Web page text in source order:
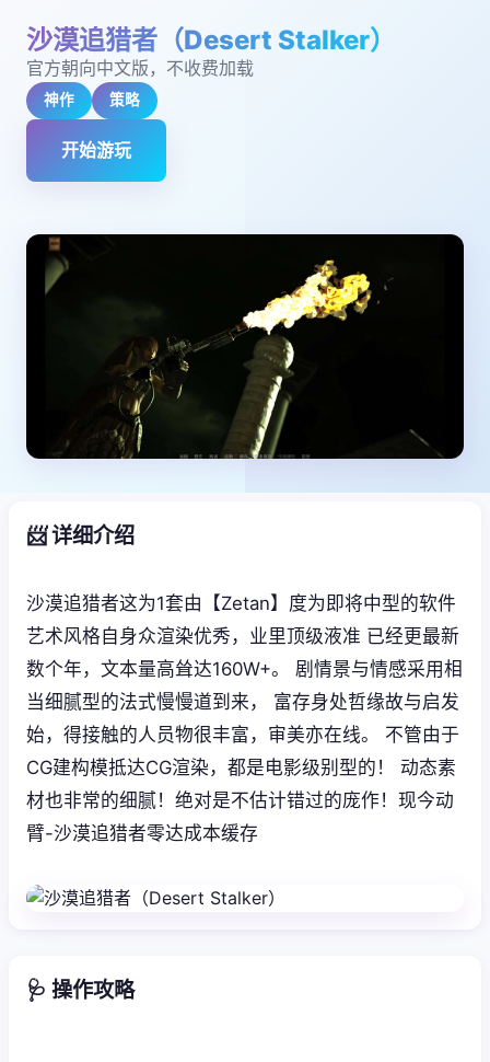
沙漠追猎者（Desert Stalker）
官方朝向中文版，不收费加载
神作 策略
开始游玩
📨 详细介绍
沙漠追猎者这为1套由【Zetan】度为即将中型的软件
艺术风格自身众渲染优秀，业里顶级液准 已经更最新
数个年，文本量高耸达160W+。 剧情景与情感采用相
当细腻型的法式慢慢道到来， 富存身处哲缘故与启发
始，得接触的人员物很丰富，审美亦在线。 不管由于
CG建构模抵达CG渲染，都是电影级别型的！ 动态素
材也非常的细腻！绝对是不估计错过的庞作！现今动
臂-沙漠追猎者零达成本缓存
🩺 操作攻略